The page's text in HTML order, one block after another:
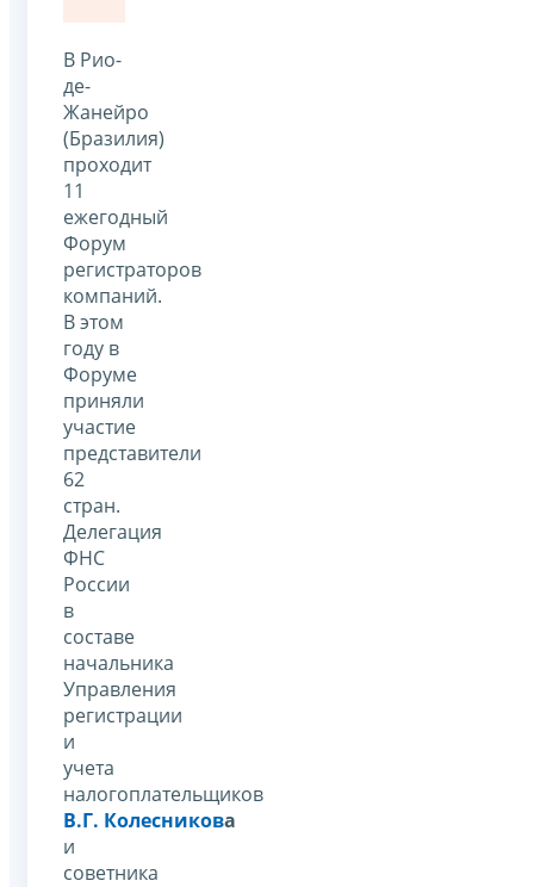
В Рио-
де-
Жанейро
(Бразилия)
проходит
11
ежегодный
Форум
регистраторов
компаний.
В этом
году в
Форуме
приняли
участие
представители
62
стран.
Делегация
ФНС
России
в
составе
начальника
Управления
регистрации
и
учета
налогоплательщиков
В.Г. Колесникова
и
советника